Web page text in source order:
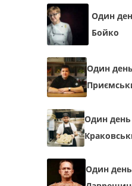
Один
Бойко
Один
Один
Один